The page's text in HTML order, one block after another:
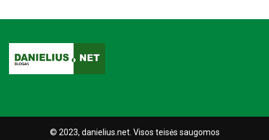
© 2023, danielius.net. Visos teisės saugomos